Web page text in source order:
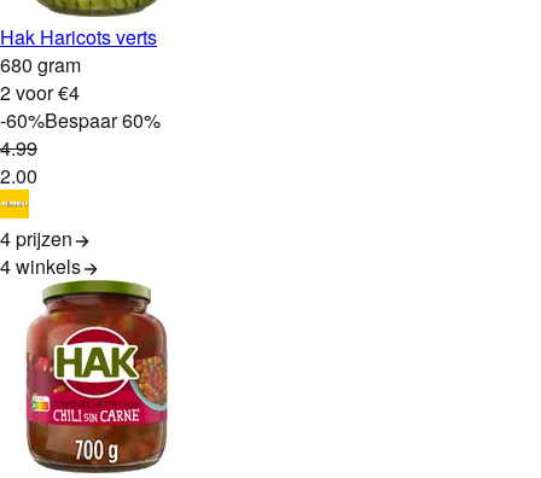
Hak Haricots verts
680 gram
2 voor €4
-60%Bespaar60%
4.99
2.00
4 prijzen
4winkels